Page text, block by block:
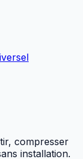
compresser
installation.